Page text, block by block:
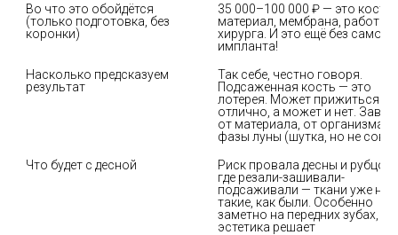
Во что это обойдётся
(только подготовка, без
коронки)
35 000–100 000 ₽ — это
материал, мембрана, работа
хирурга. И это ещё без самого
импланта!
Насколько предсказуем
результат
Так себе, честно говоря.
Подсаженная кость — это
лотерея. Может прижиться
отлично, а может и нет.
от материала, от организма,
фазы луны (шутка, но не
Что будет с десной
Риск провала десны и
где резали-зашивали-
подсаживали — ткани уже не
такие, как были. Особенно
заметно на передних зубах, где
эстетика решает